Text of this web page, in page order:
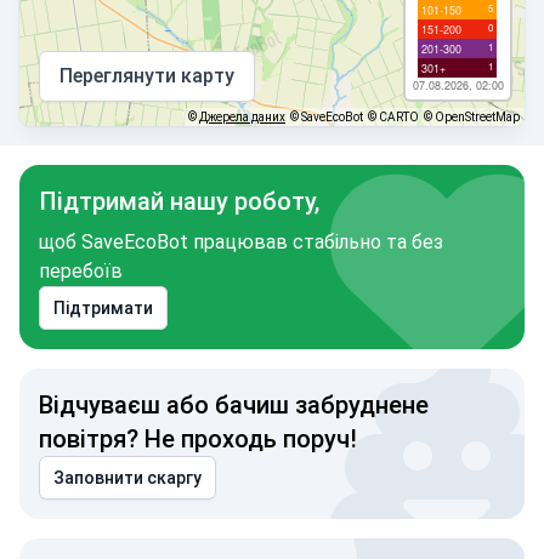
101-150 5
151-200 0
201-300 1
301+ 1
07.08.2026, 02:00
Переглянути карту
© Джерела даних © SaveEcoBot © CARTO © OpenStreetMap
Підтримай нашу роботу,
щоб SaveEcoBot працював стабільно та без
перебоїв
Підтримати
Відчуваєш або бачиш забруднене
повітря? Не проходь поруч!
Заповнити скаргу